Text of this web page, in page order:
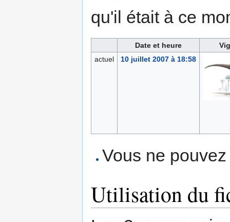
qu'il était à ce
Date et heure
actuel
10 juillet 2007 à 18:58
Vous ne
Utilisation du